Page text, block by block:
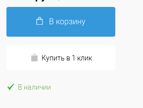
В корзину
Купить в 1 клик
В наличии